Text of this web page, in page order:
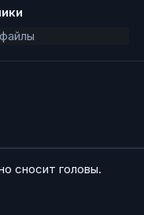
slide
slide
сносит головы.